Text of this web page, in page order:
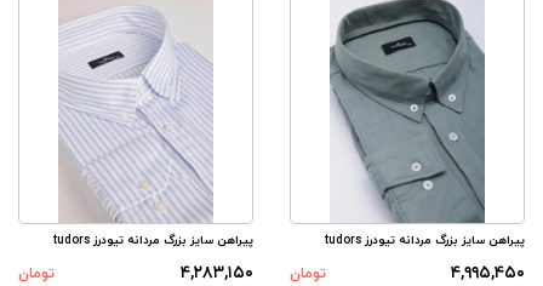
پیراهن سایز بزرگ مردانه تیودرز tudors
۴,۹۹۵,۴۵۰
تومان
پیراهن سایز بزرگ مردانه تیودرز tudors
۴,۲۸۳,۱۵۰
تومان